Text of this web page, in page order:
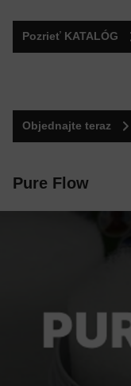
Pozrieť KATALÓG
Objednajte teraz
Pure Flow